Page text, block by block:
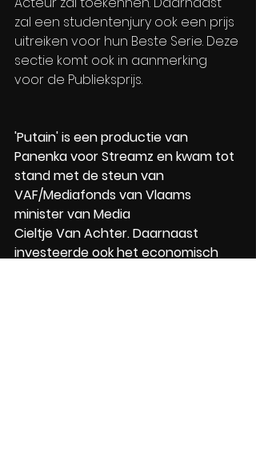
zal een studentenjury ook een prijs
uitreiken voor hun Beste Serie. Deze
sectie komt ook in aanmerking
voor de Publieksprijs.
'Putain' is een productie van
Panenka voor Streamz en kwam tot
stand met de steun van
VAF/Mediafonds van Vlaams
minister van Media
Cieltje Van Achter. Daarnaast
investeerde ook het economisch